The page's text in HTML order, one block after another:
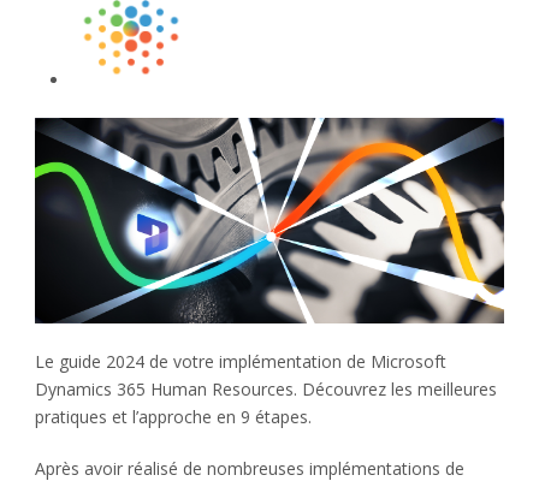
Le guide 2024 de votre implémentation de Microsoft
Dynamics 365 Human Resources. Découvrez les meilleures
pratiques et l’approche en 9 étapes.
Après avoir réalisé de nombreuses implémentations de